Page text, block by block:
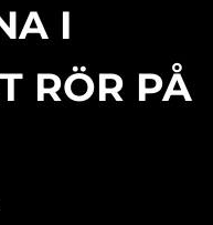
I
RÖR PÅ